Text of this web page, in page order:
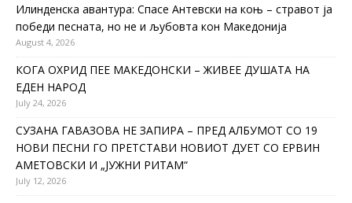
Илинденска авантура: Спасе Антевски на коњ – стравот ја
победи песната, но не и љубовта кон Македонија
August 4, 2026
КОГА ОХРИД ПЕЕ МАКЕДОНСКИ – ЖИВЕЕ ДУШАТА НА
ЕДЕН НАРОД
July 24, 2026
СУЗАНА ГАВАЗОВА НЕ ЗАПИРА – ПРЕД АЛБУМОТ СО 19
НОВИ ПЕСНИ ГО ПРЕТСТАВИ НОВИОТ ДУЕТ СО ЕРВИН
АМЕТОВСКИ И „ЈУЖНИ РИТАМ“
July 12, 2026